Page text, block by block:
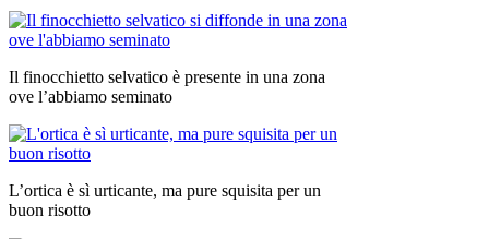
Il finocchietto selvatico è presente in una zona
ove l’abbiamo seminato
L’ortica è sì urticante, ma pure squisita per un
buon risotto